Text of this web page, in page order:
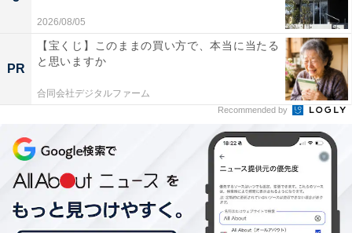
2026/08/05
PR
【宝くじ】このままの買い方で、本当に当たる
と思いますか
合同会社デジタルファーム
Recommended by